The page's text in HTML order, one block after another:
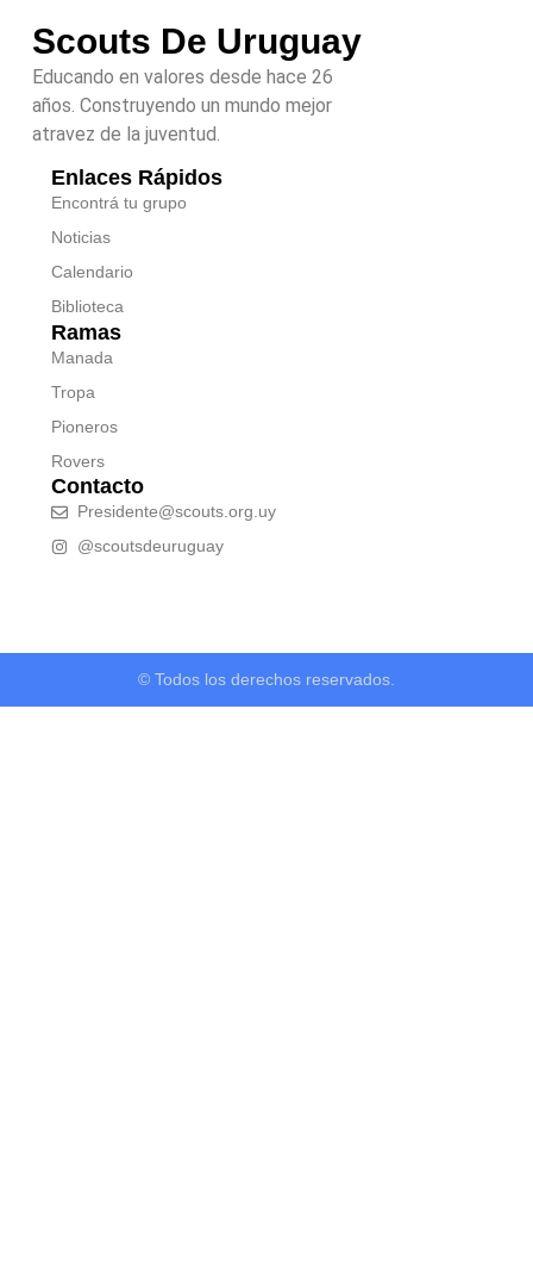
Scouts De Uruguay
Educando en valores desde hace 26
años. Construyendo un mundo mejor
atravez de la juventud.
Enlaces Rápidos
Encontrá tu grupo
Noticias
Calendario
Biblioteca
Ramas
Manada
Tropa
Pioneros
Rovers
Contacto
Presidente@scouts.org.uy
@scoutsdeuruguay
© Todos los derechos reservados.